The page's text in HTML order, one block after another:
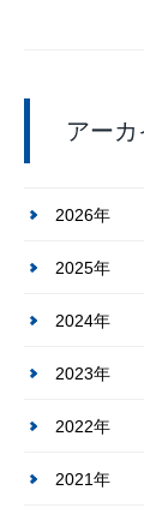
アー
2026年
2025年
2024年
2023年
2022年
2021年